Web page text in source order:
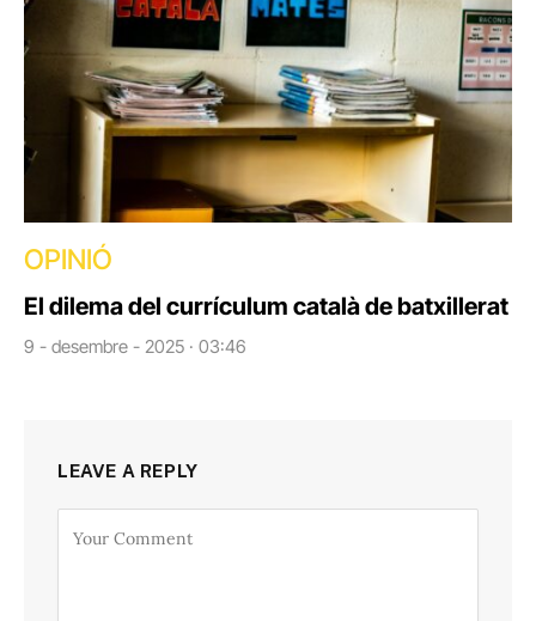
OPINIÓ
El dilema del currículum català de batxillerat
9 - desembre - 2025 · 03:46
LEAVE A REPLY